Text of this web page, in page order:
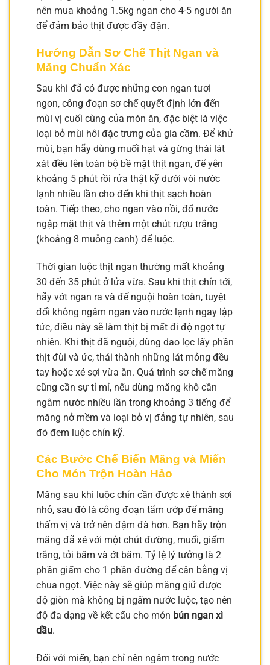
nên mua khoảng 1.5kg ngan cho 4-5 người ăn
để đảm bảo thịt được đầy đặn.
Hướng Dẫn Sơ Chế Thịt Ngan và
Măng Chuẩn Xác
Sau khi đã có được những con ngan tươi
ngon, công đoạn sơ chế quyết định lớn đến
mùi vị cuối cùng của món ăn, đặc biệt là việc
loại bỏ mùi hôi đặc trưng của gia cầm. Để khử
mùi, bạn hãy dùng muối hạt và gừng thái lát
xát đều lên toàn bộ bề mặt thịt ngan, để yên
khoảng 5 phút rồi rửa thật kỹ dưới vòi nước
lạnh nhiều lần cho đến khi thịt sạch hoàn
toàn. Tiếp theo, cho ngan vào nồi, đổ nước
ngập mặt thịt và thêm một chút rượu trắng
(khoảng 8 muỗng canh) để luộc.
Thời gian luộc thịt ngan thường mất khoảng
30 đến 35 phút ở lửa vừa. Sau khi thịt chín tới,
hãy vớt ngan ra và để nguội hoàn toàn, tuyệt
đối không ngâm ngan vào nước lạnh ngay lập
tức, điều này sẽ làm thịt bị mất đi độ ngọt tự
nhiên. Khi thịt đã nguội, dùng dao lọc lấy phần
thịt đùi và ức, thái thành những lát mỏng đều
tay hoặc xé sợi vừa ăn. Quá trình sơ chế măng
cũng cần sự tỉ mỉ, nếu dùng măng khô cần
ngâm nước nhiều lần trong khoảng 3 tiếng để
măng nở mềm và loại bỏ vị đắng tự nhiên, sau
đó đem luộc chín kỹ.
Các Bước Chế Biến Măng và Miến
Cho Món Trộn Hoàn Hảo
Măng sau khi luộc chín cần được xé thành sợi
nhỏ, sau đó là công đoạn tẩm ướp để măng
thấm vị và trở nên đậm đà hơn. Bạn hãy trộn
măng đã xé với một chút đường, muối, giấm
trắng, tỏi băm và ớt băm. Tỷ lệ lý tưởng là 2
phần giấm cho 1 phần đường để cân bằng vị
chua ngọt. Việc này sẽ giúp măng giữ được
độ giòn mà không bị ngấm nước luộc, tạo nên
độ đa dạng về kết cấu cho món bún ngan xì
dầu.
Đối với miến, bạn chỉ nên ngâm trong nước